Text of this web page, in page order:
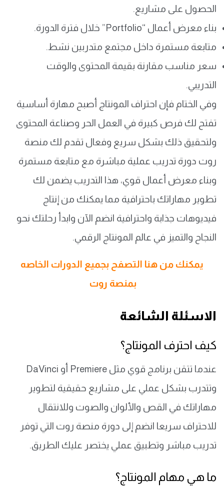
الحصول على مشاريع.
بناء معرض أعمال “Portfolio” خلال فترة الدورة.
متابعة مستمرة داخل مجتمع متدربين نشط.
سعر مناسب مقارنة بقيمة المحتوى والوقت
التدريبي.
وفي الختام فإن احتراف المونتاج أصبح مهارة أساسية
تفتح لك فرص كبيرة في العمل الحر وصناعة المحتوى
ولتحقيق ذلك بشكل سريع وفعال تقدم لك منصة
روت دورة تدريب عملية مباشرة مع متابعة مستمرة
وبناء معرض أعمال قوي، هذا التدريب يضمن لك
تطوير مهاراتك باحترافية مما يمكنك من إنتاج
فيديوهات جذابة واحترافية انضم الآن وابدأ رحلتك نحو
النجاح والتميز في عالم المونتاج الرقمي.
يمكنك من هنا التصفح بجميع الدورات الخاصه
بمنصة روت
الاسئلة الشائعة
كيف احترف المونتاج؟
عندما تتقن برنامج قوي مثل Premiere أو DaVinci
وتتدرب بشكل عملي على مشاريع حقيقية لتطوير
مهاراتك في القص والألوان والصوت وللانتقال
للاحتراف سريعا انضم إلى دورة منصة روت التي توفر
تدريب مباشر وتطبيق عملي يختصر عليك الطريق.
ما هي مهام المونتاج؟